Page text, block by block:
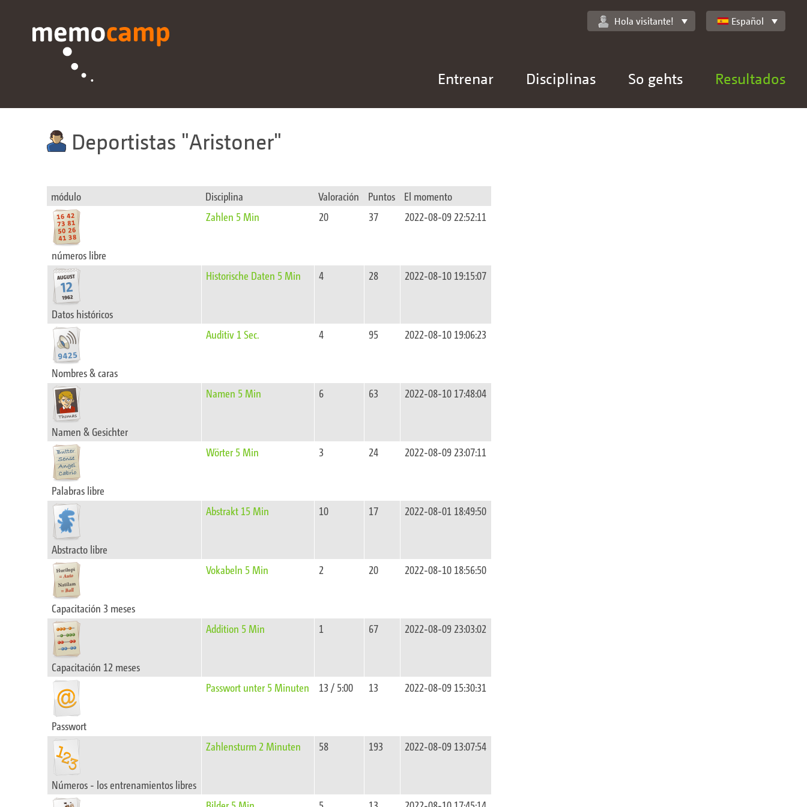
Entrenar Disciplinas So gehts Resultados
Hola visitante! Español
Deportistas Aristoner
módulo Disciplina Valoración Puntos El momento
números libre
Zahlen 5 Min 20 37 2022-08-09 22:52:11
Datos históricos
Historische Daten 5 Min 4 28 2022-08-10 19:15:07
Nombres & caras
Auditiv 1 Sec. 4 95 2022-08-10 19:06:23
Namen & Gesichter
Namen 5 Min 6 63 2022-08-10 17:48:04
Palabras libre
Wörter 5 Min 3 24 2022-08-09 23:07:11
Abstracto libre
Abstrakt 15 Min 10 17 2022-08-01 18:49:50
Capacitación 3 meses
Vokabeln 5 Min 2 20 2022-08-10 18:56:50
Capacitación 12 meses
Addition 5 Min 1 67 2022-08-09 23:03:02
Passwort
Passwort unter 5 Minuten 13 / 5:00 13 2022-08-09 15:30:31
Números - los entrenamientos libres
Zahlensturm 2 Minuten 58 193 2022-08-09 13:07:54